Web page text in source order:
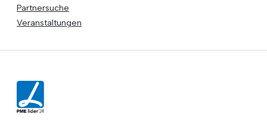
Partnersuche
Veranstaltungen